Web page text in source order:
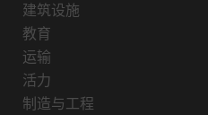
建筑设施
教育
运输
活力
制造与工程